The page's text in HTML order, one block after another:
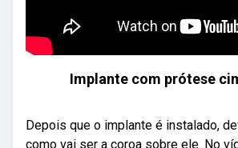
Implante com prótese
Depois que o implante é instalado,
como vai ser a coroa sobre ele. No